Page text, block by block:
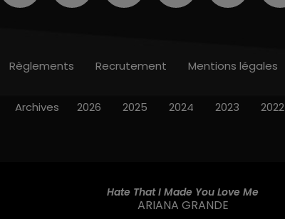
Hate That I Made You Love Me
ARIANA GRANDE
Règlements Recrutement Mentions légales
Archives 2026 2025 2024 2023 2022